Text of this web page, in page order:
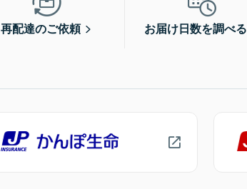
再配達のご依頼 お届け日数を調べる